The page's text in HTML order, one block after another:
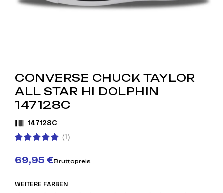
CONVERSE CHUCK TAYLOR
ALL STAR HI DOLPHIN
147128C
147128C
(1)
69,95 €Bruttopreis
WEITERE FARBEN